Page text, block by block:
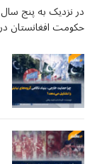
در نزدیک به پنج
حکومت افغانستان